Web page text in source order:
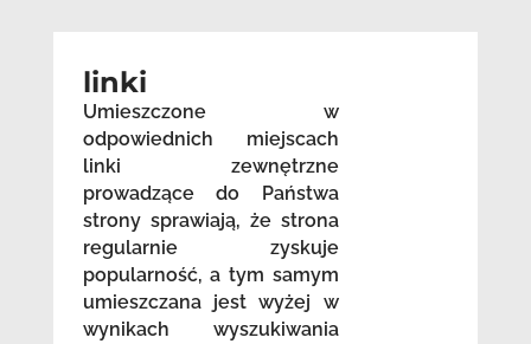
linki
Umieszczone w
odpowiednich miejscach
linki zewnętrzne
prowadzące do Państwa
strony sprawiają, że strona
regularnie zyskuje
popularność, a tym samym
umieszczana jest wyżej w
wynikach wyszukiwania